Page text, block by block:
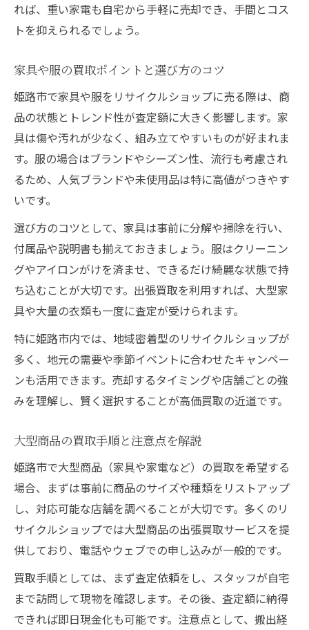
れば、重い家電も自宅から手軽に売却でき、手間とコス
トを抑えられるでしょう。
家具や服の買取ポイントと選び方のコツ
姫路市で家具や服をリサイクルショップに売る際は、商
品の状態とトレンド性が査定額に大きく影響します。家
具は傷や汚れが少なく、組み立てやすいものが好まれま
す。服の場合はブランドやシーズン性、流行も考慮され
るため、人気ブランドや未使用品は特に高値がつきやす
いです。
選び方のコツとして、家具は事前に分解や掃除を行い、
付属品や説明書も揃えておきましょう。服はクリーニン
グやアイロンがけを済ませ、できるだけ綺麗な状態で持
ち込むことが大切です。出張買取を利用すれば、大型家
具や大量の衣類も一度に査定が受けられます。
特に姫路市内では、地域密着型のリサイクルショップが
多く、地元の需要や季節イベントに合わせたキャンペー
ンも活用できます。売却するタイミングや店舗ごとの強
みを理解し、賢く選択することが高価買取の近道です。
大型商品の買取手順と注意点を解説
姫路市で大型商品（家具や家電など）の買取を希望する
場合、まずは事前に商品のサイズや種類をリストアップ
し、対応可能な店舗を調べることが大切です。多くのリ
サイクルショップでは大型商品の出張買取サービスを提
供しており、電話やウェブでの申し込みが一般的です。
買取手順としては、まず査定依頼をし、スタッフが自宅
まで訪問して現物を確認します。その後、査定額に納得
できれば即日現金化も可能です。注意点として、搬出経